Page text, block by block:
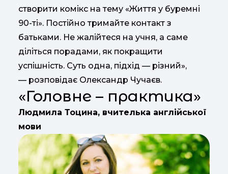
створити комікс на тему «Життя у буремні
90-ті». Постійно тримайте контакт з
батьками. Не жалійтеся на учня, а саме
діліться порадами, як покращити
успішність. Суть одна, підхід — різний»,
— розповідає Олександр Чучаєв.
«Головне – практика»
Людмила Тоцина, вчителька англійської
мови